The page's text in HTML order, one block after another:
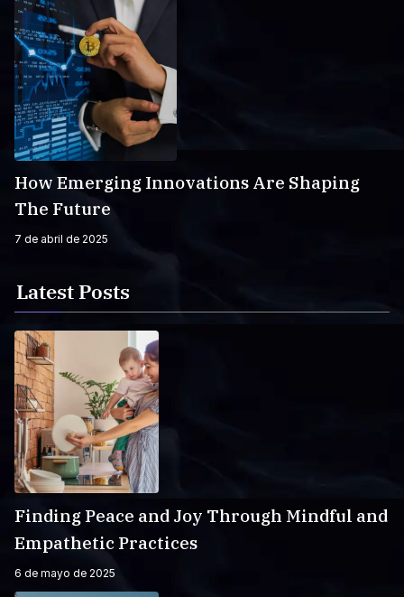
How Emerging Innovations Are Shaping
The Future
7 de abril de 2025
Latest Posts
Finding Peace and Joy Through Mindful and
Empathetic Practices
6 de mayo de 2025